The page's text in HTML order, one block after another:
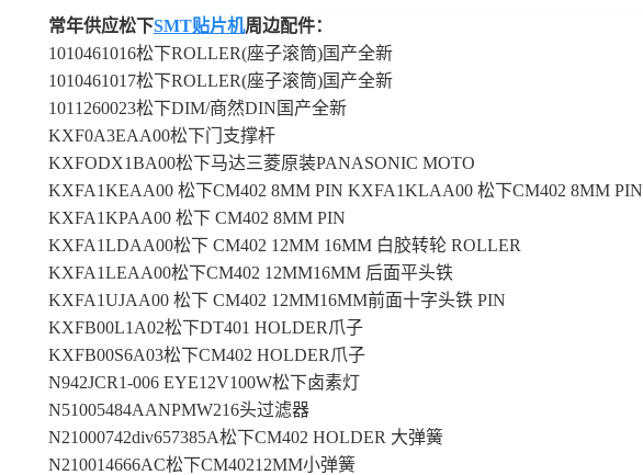
常年供应松下SMT贴片机周边配件：
1010461016松下ROLLER(座子滚筒)国产全新
1010461017松下ROLLER(座子滚筒)国产全新
1011260023松下DIM/商然DIN国产全新
KXF0A3EAA00松下门支撑杆
KXFODX1BA00松下马达三菱原装PANASONIC MOTO
KXFA1KEAA00 松下CM402 8MM PIN KXFA1KLAA00 松下CM402 8MM PIN
KXFA1KPAA00 松下 CM402 8MM PIN
KXFA1LDAA00松下 CM402 12MM 16MM 白胶转轮 ROLLER
KXFA1LEAA00松下CM402 12MM16MM 后面平头铁
KXFA1UJAA00 松下 CM402 12MM16MM前面十字头铁 PIN
KXFB00L1A02松下DT401 HOLDER爪子
KXFB00S6A03松下CM402 HOLDER爪子
N942JCR1-006 EYE12V100W松下卤素灯
N51005484AANPMW216头过滤器
N21000742div657385A松下CM402 HOLDER 大弹簧
N210014666AC松下CM40212MM小弹簧